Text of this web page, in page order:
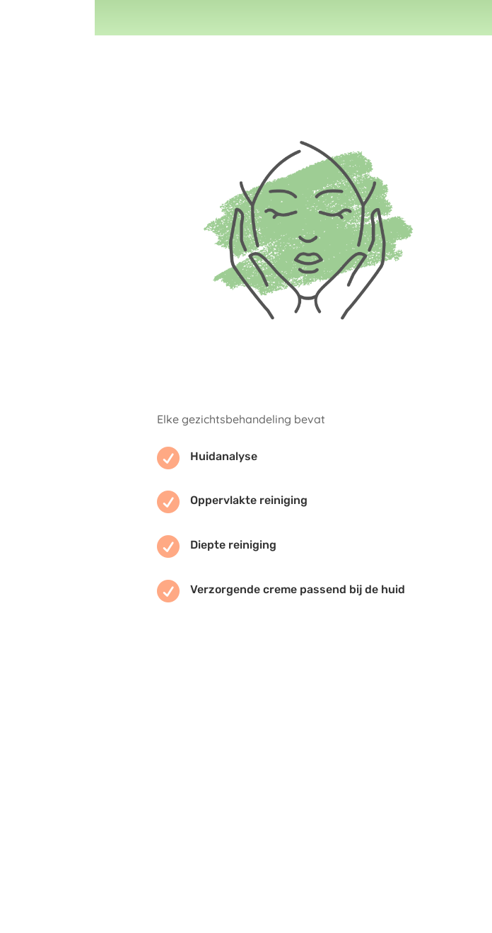
Elke gezichtsbehandeling bevat
 Huidanalyse
 Oppervlakte reiniging
 Diepte reiniging
 Verzorgende creme passend bij de huid